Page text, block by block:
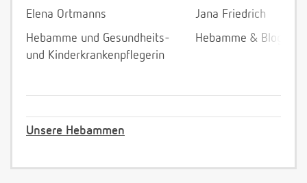
Elena Ortmanns
Hebamme und Gesundheits-
und Kinderkrankenpflegerin
Jana Friedrich
Hebamme &
Unsere Hebammen